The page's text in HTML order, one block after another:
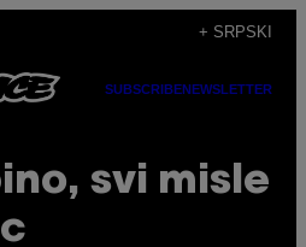
+ SRPSKI
SUBSCRIBENEWSLETTER
svi misle